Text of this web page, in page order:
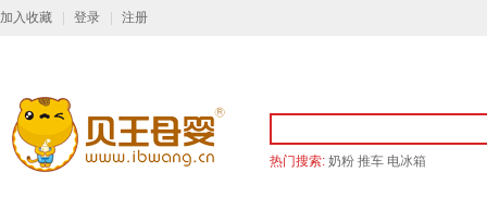
加入收藏 登录 注册
热门搜索: 奶粉 推车 电冰箱